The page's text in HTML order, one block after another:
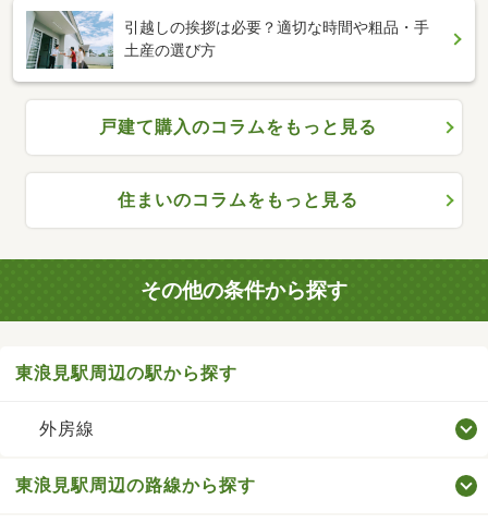
引越しの挨拶は必要？適切な時間や粗品・手
土産の選び方
戸建て購入のコラムをもっと見る
住まいのコラムをもっと見る
その他の条件から探す
東浪見駅周辺の駅から探す
外房線
東浪見駅周辺の路線から探す